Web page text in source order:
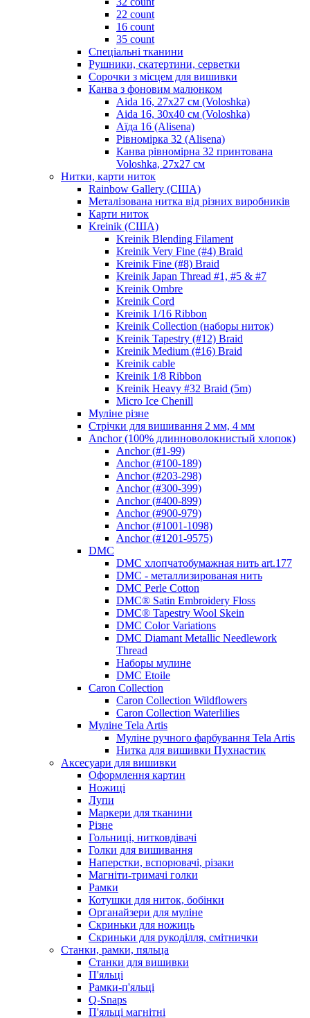
22 count
16 count
35 count
Спеціальні тканини
Рушники, скатертини, серветки
Сорочки з місцем для вишивки
Канва з фоновим малюнком
Aida 16, 27х27 см (Voloshka)
Aida 16, 30х40 см (Voloshka)
Аїда 16 (Alisena)
Рівномірка 32 (Alisena)
Канва рівномірна 32 принтована
Voloshka, 27х27 см
Нитки, карти ниток
Rainbow Gallery (США)
Металізована нитка від різних виробників
Карти ниток
Kreinik (США)
Kreinik Blending Filament
Kreinik Very Fine (#4) Braid
Kreinik Fine (#8) Braid
Kreinik Japan Thread #1, #5 & #7
Kreinik Ombre
Kreinik Cord
Kreinik 1/16 Ribbon
Kreinik Collection (наборы ниток)
Kreinik Tapestry (#12) Braid
Kreinik Medium (#16) Braid
Kreinik cable
Kreinik 1/8 Ribbon
Kreinik Heavy #32 Braid (5m)
Micro Ice Chenill
Муліне різне
Стрічки для вишивання 2 мм, 4 мм
Anchor (100% длинноволокнистый хлопок)
Anchor (#1-99)
Anchor (#100-189)
Anchor (#203-298)
Anchor (#300-399)
Anchor (#400-899)
Anchor (#900-979)
Anchor (#1001-1098)
Anchor (#1201-9575)
DMC
DMC хлопчатобумажная нить art.177
DMC - металлизированая нить
DMC Perle Cotton
DMC® Satin Embroidery Floss
DMC® Tapestry Wool Skein
DMC Color Variations
DMC Diamant Metallic Needlework
Thread
Наборы мулине
DMC Etoile
Caron Collection
Caron Collection Wildflowers
Caron Collection Waterlilies
Муліне Tela Artis
Муліне ручного фарбування Tela Artis
Нитка для вишивки Пухнастик
Аксесуари для вишивки
Оформлення картин
Ножиці
Лупи
Маркери для тканини
Різне
Гольниці, нитковдівачі
Голки для вишивання
Наперстки, вспорювачі, різаки
Магніти-тримачі голки
Рамки
Котушки для ниток, бобінки
Органайзери для муліне
Скриньки для ножиць
Скриньки для рукоділля, смітнички
Станки, рамки, пяльца
Станки для вишивки
П'яльці
Рамки-п'яльці
Q-Snaps
П'яльці магнітні